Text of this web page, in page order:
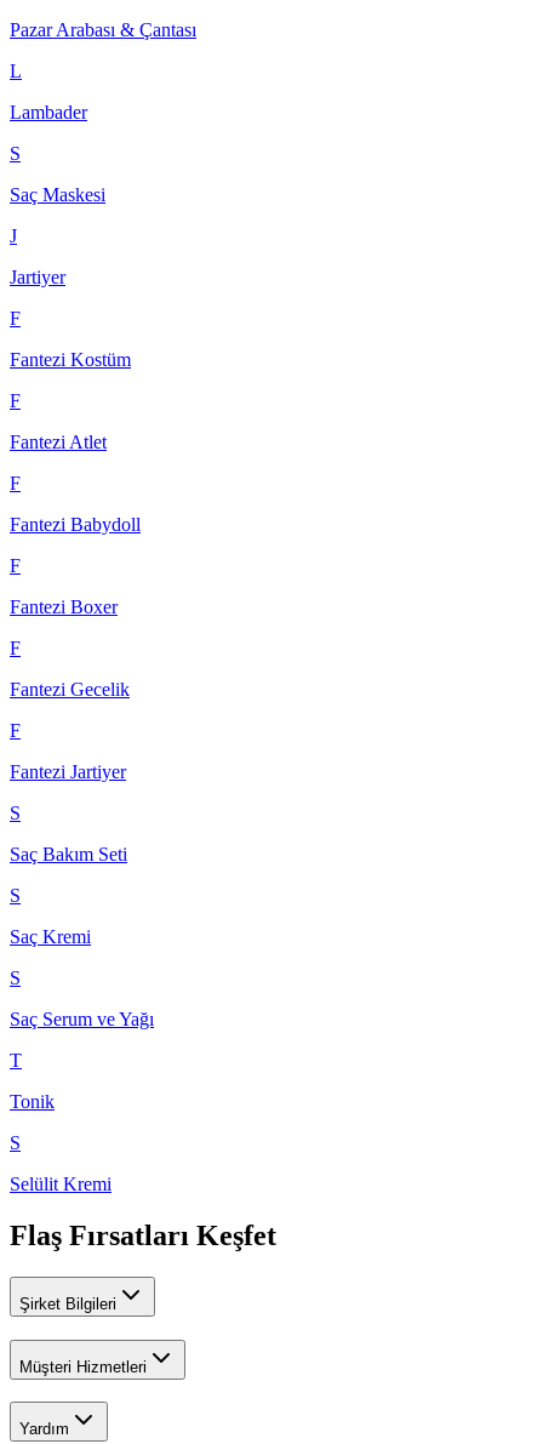
Pazar Arabası & Çantası
L
Lambader
S
Saç Maskesi
J
Jartiyer
F
Fantezi Kostüm
F
Fantezi Atlet
F
Fantezi Babydoll
F
Fantezi Boxer
F
Fantezi Gecelik
F
Fantezi Jartiyer
S
Saç Bakım Seti
S
Saç Kremi
S
Saç Serum ve Yağı
T
Tonik
S
Selülit Kremi
Flaş Fırsatları Keşfet
Şirket Bilgileri
Müşteri Hizmetleri
Yardım